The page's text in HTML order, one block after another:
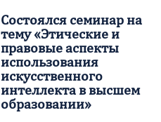
Cостоялся семинар на
тему «Этические и
правовые аспекты
использования
искусственного
интеллекта в высшем
образовании»